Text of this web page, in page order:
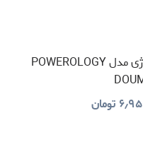
مخلوط کن دو موتور و ماگ پاورولوژی مدل POWEROLOGY
تومان